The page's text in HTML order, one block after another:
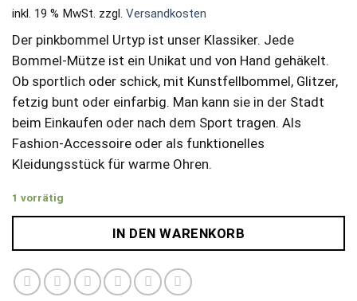
inkl. 19 % MwSt. zzgl. Versandkosten
Der pinkbommel Urtyp ist unser Klassiker. Jede
Bommel-Mütze ist ein Unikat und von Hand gehäkelt.
Ob sportlich oder schick, mit Kunstfellbommel, Glitzer,
fetzig bunt oder einfarbig. Man kann sie in der Stadt
beim Einkaufen oder nach dem Sport tragen. Als
Fashion-Accessoire oder als funktionelles
Kleidungsstück für warme Ohren.
1 vorrätig
IN DEN WARENKORB